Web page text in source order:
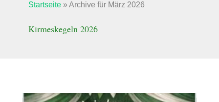
Startseite »Archive für März 2026
Kirmeskegeln 2026